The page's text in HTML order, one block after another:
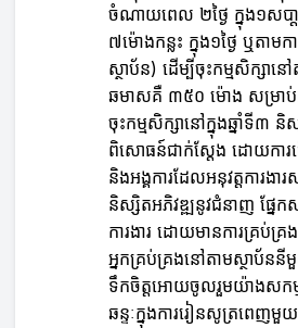
ចំណាយពេល ២ថ្ងៃ ក្នុង១សបា្ដហ៍
៧ម៉ោងកន្លះ ក្នុង១ថ្ងៃ ឬតាម
ស្ថាប័ន) ដើម្បីចុះកម្មសិក្សាន
ឆមាសគឺ ៣៥០ ម៉ោង សម្រាប់កា
ចុះកម្មសិក្សានៅក្នុងឆ្នាំទី៣
ពិសោធន៍ជាក់ស្ដែង ដោយការធ្វ
និងអង្គការដែលអនុវត្ដការងា
និស្សិតអភិវឌ្ឍនូវជំនាញ ផ្នែ
ការងារ ដោយមានការគ្រប់គ្
អ្នកគ្រប់គ្រងនៅតាមស្ថាប័ន
ទឹកចិត្តអោយចូលរួមយ៉ាងសកម្ម
ឆន្ទៈក្នុងការរៀនសូត្រពេញមួ